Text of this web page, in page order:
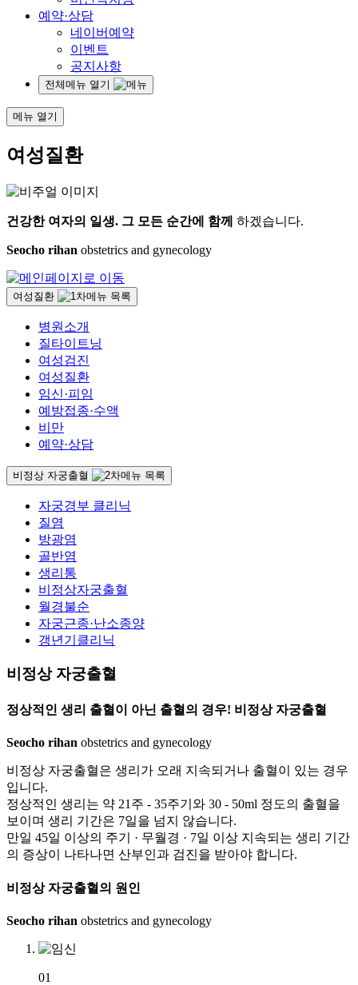
예약·상담
네이버예약
이벤트
공지사항
전체메뉴 열기
메뉴 열기
여성질환
건강한 여자의 일생. 그 모든 순간에 함께 하겠습니다.
Seocho rihan obstetrics and gynecology
여성질환
병원소개
질타이트닝
여성검진
여성질환
임신·피임
예방접종·수액
비만
예약·상담
비정상 자궁출혈
자궁경부 클리닉
질염
방광염
골반염
생리통
비정상자궁출혈
월경불순
자궁근종·난소종양
갱년기클리닉
비정상 자궁출혈
정상적인 생리 출혈이 아닌 출혈의 경우! 비정상 자궁출혈
Seocho rihan obstetrics and gynecology
비정상 자궁출혈은 생리가 오래 지속되거나 출혈이 있는 경우
입니다.
정상적인 생리는 약 21주 - 35주기와 30 - 50ml 정도의 출혈을
보이며 생리 기간은 7일을 넘지 않습니다.
만일 45일 이상의 주기 · 무월경 · 7일 이상 지속되는 생리 기간
의 증상이 나타나면 산부인과 검진을 받아야 합니다.
비정상 자궁출혈의 원인
Seocho rihan obstetrics and gynecology
01